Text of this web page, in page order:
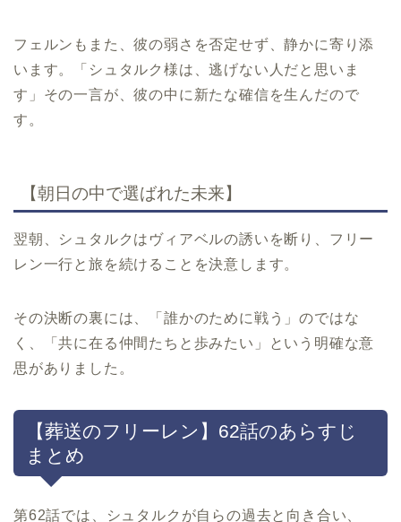
フェルンもまた、彼の弱さを否定せず、静かに寄り添
います。「シュタルク様は、逃げない人だと思いま
す」その一言が、彼の中に新たな確信を生んだので
す。
【朝日の中で選ばれた未来】
翌朝、シュタルクはヴィアベルの誘いを断り、フリー
レン一行と旅を続けることを決意します。
その決断の裏には、「誰かのために戦う」のではな
く、「共に在る仲間たちと歩みたい」という明確な意
思がありました。
【葬送のフリーレン】62話のあらすじ
まとめ
第62話では、シュタルクが自らの過去と向き合い、